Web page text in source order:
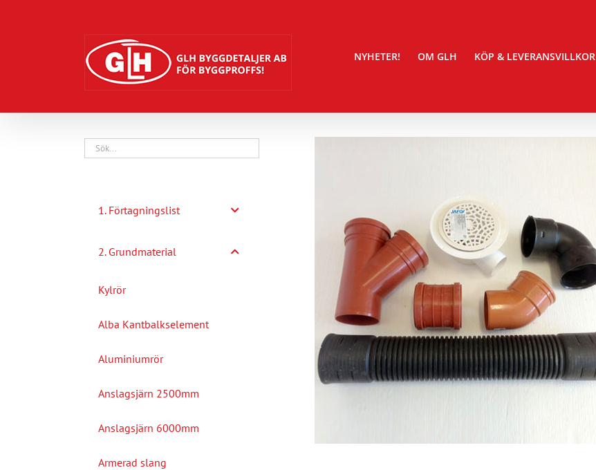
NYHETER! OM GLH KÖP & LEVERANSVILLKOR
1. Förtagningslist
2. Grundmaterial
Kylrör
Alba Kantbalkselement
Aluminiumrör
Anslagsjärn 2500mm
Anslagsjärn 6000mm
Armerad slang